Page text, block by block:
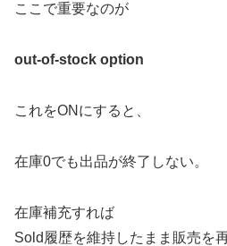
ここで重要なのが
out-of-stock option
これをONにすると、
在庫0でも出品が終了しない。
在庫補充すれば
Sold履歴を維持したまま販売を